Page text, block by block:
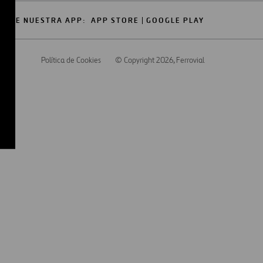
NUESTRA APP: APP STORE GOOGLE PLAY
Política de Cookies © Copyright 2026, Ferrovial